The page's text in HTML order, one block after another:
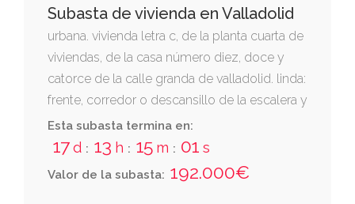
Subasta de vivienda en Valladolid
urbana. vivienda letra c, de la planta cuarta de
viviendas, de la casa número diez, doce y
catorce de la calle granda de valladolid. linda:
frente, corredor o descansillo de la escalera y
vivienda letra d de la misma planta; derecha
entrando, vivienda letra b; izquierda, patio de
luces y vivienda letra d de repetida planta; y
Esta subasta termina en:
17d : 13 h : 15 m : 00s
Valor de la subasta: 192.000€